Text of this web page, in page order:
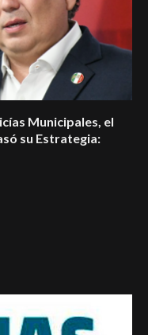
Municipales, el
su Estrategia: